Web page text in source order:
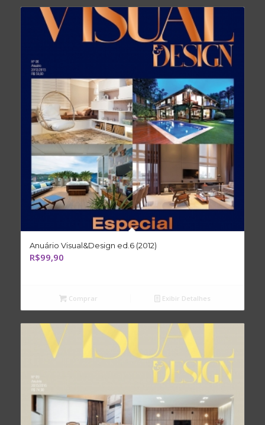
Anuário Visual&Design ed.6 (2012)
R$99,90
Comprar Exibir Detalhes